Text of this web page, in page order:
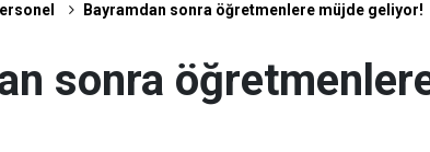
Bayramdan sonra öğretmenlere müjde geliyor!
sonra